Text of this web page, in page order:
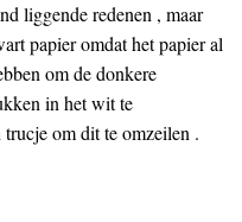
liggende redenen , maar
papier omdat het papier al
om de donkere
in het wit te
om dit te omzeilen .